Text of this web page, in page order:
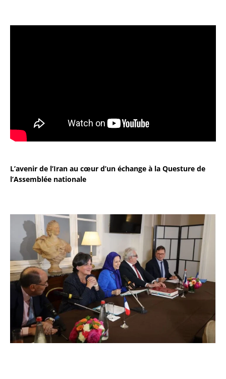
L’avenir de l’Iran au cœur d’un échange à la Questure de
l’Assemblée nationale